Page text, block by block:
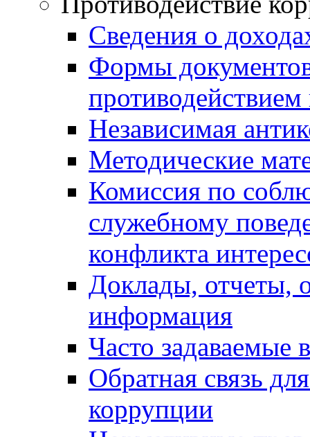
Сведения о
Формы
Независимая
Методические
Комиссия по
служебному
конфликта
Доклады, отчеты,
информация
Часто задаваемые
Обратная связь
коррупции